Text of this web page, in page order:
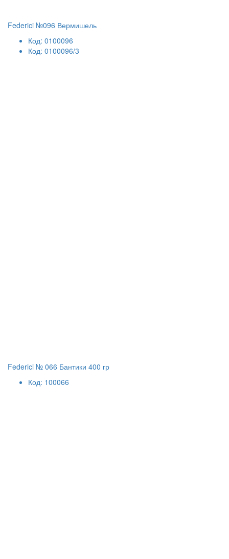
Federici №096 Вермишель
Код: 0100096
Код: 0100096/3
Federici № 066 Бантики 400 гр
Код: 100066